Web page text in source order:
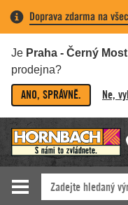
Doprava zdarma na
Je Praha - Černý Most
prodejna?
ANO, SPRÁVNĚ. Ne,